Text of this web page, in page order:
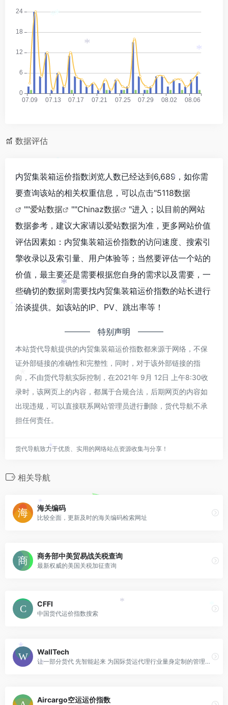
数据评估
内贸集装箱运价指数浏览人数已经达到6,689，如你需
要查询该站的相关权重信息，可以点击"5118数据
""爱站数据 ""Chinaz数据
"进入；以目前的网站
数据参考，建议大家请以爱站数据为准，更多网站价值
评估因素如：内贸集装箱运价指数的访问速度、搜索引
擎收录以及索引量、用户体验等；当然要评估一个站的
价值，最主要还是需要根据您自身的需求以及需要，一
些确切的数据则需要找内贸集装箱运价指数的站长进行
洽谈提供。如该站的IP、PV、跳出率等！
特别声明
本站货代导航提供的内贸集装箱运价指数都来源于网络，不保
证外部链接的准确性和完整性，同时，对于该外部链接的指
向，不由货代导航实际控制，在2021年 9月 12日 上午8:30收
录时，该网页上的内容，都属于合规合法，后期网页的内容如
出现违规，可以直接联系网站管理员进行删除，货代导航不承
担任何责任。
货代导航致力于优质、实用的网络站点资源收集与分享！
相关导航
海关编码
比较全面，更新及时的海关编码检索网址
商务部中美贸易战关税查询
最新权威的美国关税加征查询
CFFI
中国货代运价指数搜索
WallTech
让一部分货代 先智能起来 为国际货运代理行业量身定制的管理协同云平台
Aircargo空运运价指数
*
*
*
*
*
*
*
*
*
*